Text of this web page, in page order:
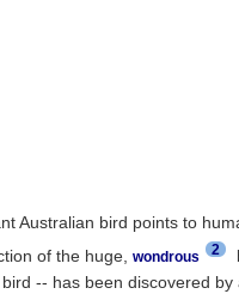
Australian bird points to
of the huge, wondrous 2
-- has been discovered